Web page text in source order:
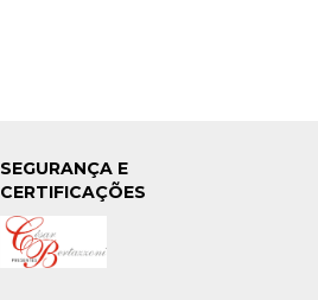
SEGURANÇA E
CERTIFICAÇÕES